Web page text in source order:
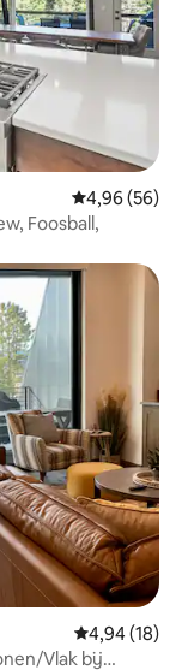
Gemiddelde
4,96 (56)
Foosball,
Gemiddelde
4,94 (18)
Vlak bij